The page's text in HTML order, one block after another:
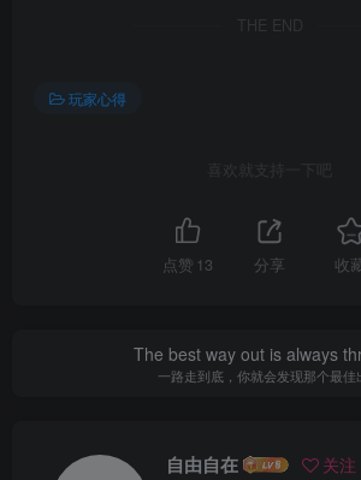
THE END
玩家心得
喜欢就支持一下吧
点赞 13 分享 收
The best way out is always
一路走到底，你就会发现那个最佳
自由自在 关注